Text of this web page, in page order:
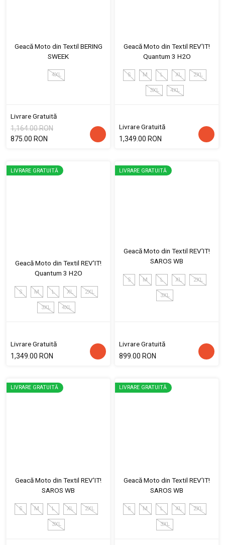
Geacă Moto din Textil BERING
SWEEK
4XL
Livrare Gratuită
1,164.00 RON
875.00 RON
Geacă Moto din Textil REV'IT!
Quantum 3 H2O
S M L XL 2XL
3XL 4XL
Livrare Gratuită
1,349.00 RON
LIVRARE GRATUITĂ
Geacă Moto din Textil REV'IT!
Quantum 3 H2O
S M L XL 2XL
3XL 4XL
Livrare Gratuită
1,349.00 RON
LIVRARE GRATUITĂ
Geacă Moto din Textil REV'IT!
SAROS WB
S M L XL 2XL
3XL
Livrare Gratuită
899.00 RON
LIVRARE GRATUITĂ
Geacă Moto din Textil REV'IT!
SAROS WB
S M L XL 2XL
3XL
LIVRARE GRATUITĂ
Geacă Moto din Textil REV'IT!
SAROS WB
S M L XL 2XL
3XL